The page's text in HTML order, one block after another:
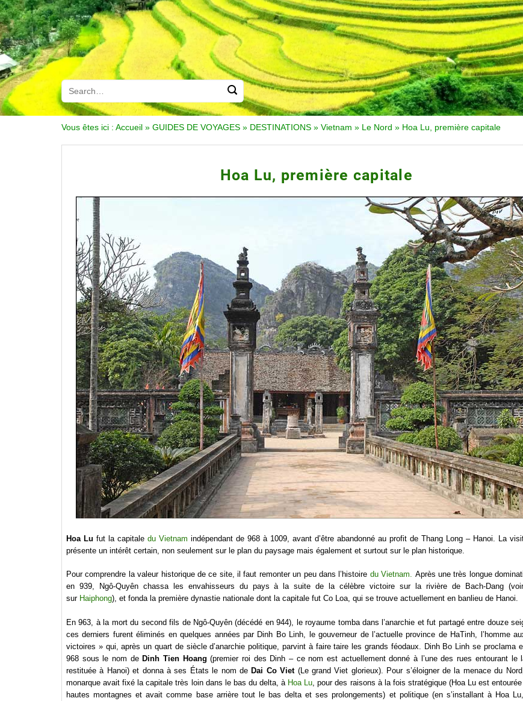
Vous êtes ici : Accueil » GUIDES DE VOYAGES » DESTINATIONS » Vietnam » Le Nord » Hoa Lu, première capitale
Hoa Lu, première capitale
Hoa Lu fut la capitale du Vietnam indépendant de 968 à 1009, avant d’être abandonné au profit de Thang Long – Hanoi. La
présente un intérêt certain, non seulement sur le plan du paysage mais également et surtout sur le plan historique.
Pour comprendre la valeur historique de ce site, il faut remonter un peu dans l’histoire du Vietnam. Après une très longue
en 939, Ngô-Quyên chassa les envahisseurs du pays à la suite de la célèbre victoire sur la rivière de Bach-Dang
sur Haiphong), et fonda la première dynastie nationale dont la capitale fut Co Loa, qui se trouve actuellement en banlieu de Hanoi.
En 963, à la mort du second fils de Ngô-Quyên (décédé en 944), le royaume tomba dans l’anarchie et fut partagé entre douze
ces derniers furent éliminés en quelques années par Dinh Bo Linh, le gouverneur de l’actuelle province de HaTinh, l’homme
victoires » qui, après un quart de siècle d’anarchie politique, parvint à faire taire les grands féodaux. Dinh Bo Linh se proclama
968 sous le nom deDinh Tien Hoang (premier roi des Dinh – ce nom est actuellement donné à l’une des rues entourant le
restituée à Hanoi) et donna à ses États le nom deDai Co Viet(Le grand Viet glorieux). Pour s’éloigner de la menace du
monarque avait fixé la capitale très loin dans le bas du delta, à Hoa Lu , pour des raisons à la fois stratégique (Hoa Lu est
hautes montagnes et avait comme base arrière tout le bas delta et ses prolongements) et politique (en s’installant à Hoa